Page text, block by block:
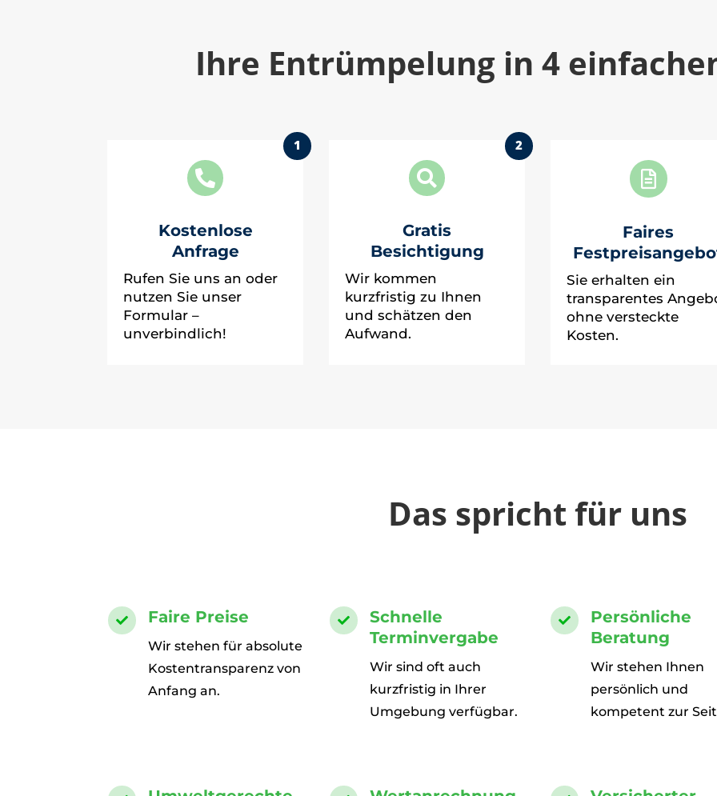
Ihre Entrümpelung in 4

Kostenlose
Anfrage
1
Rufen Sie uns an oder
nutzen Sie unser
Formular –
unverbindlich!

Gratis
Besichtigung
2
Wir kommen
kurzfristig zu Ihnen
und schätzen den
Aufwand.

Faires
Sie erhalten ein
transparentes
ohne versteckte
Kosten.
Das spricht für uns
 Faire Preise
Wir stehen für absolute
Kostentransparenz von
Anfang an.

Schnelle
Terminvergabe
Wir sind oft auch
kurzfristig in Ihrer
Umgebung verfügbar.

Persönliche
Beratung
Wir stehen Ihnen
persönlich und
kompetent zur